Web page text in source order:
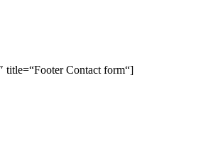
title=“Footer Contact form“]